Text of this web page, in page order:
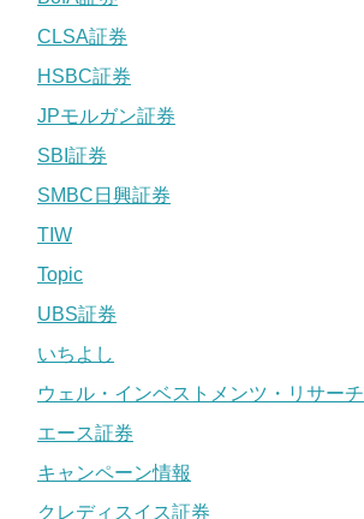
CLSA証券
HSBC証券
JPモルガン証券
SBI証券
SMBC日興証券
TIW
Topic
UBS証券
いちよし
ウェル・インベストメンツ・リサーチ
エース証券
キャンペーン情報
クレディスイス証券